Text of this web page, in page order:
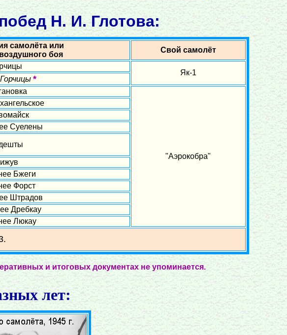
Н. И. Глотова:
самолёта или
боя
Свой самолёт
Як-1
*
"Аэрокобра"
Суелены
Бжеги
Форст
Штрадов
Дребкау
Люкау
и итоговых документах не упоминается.
лет: